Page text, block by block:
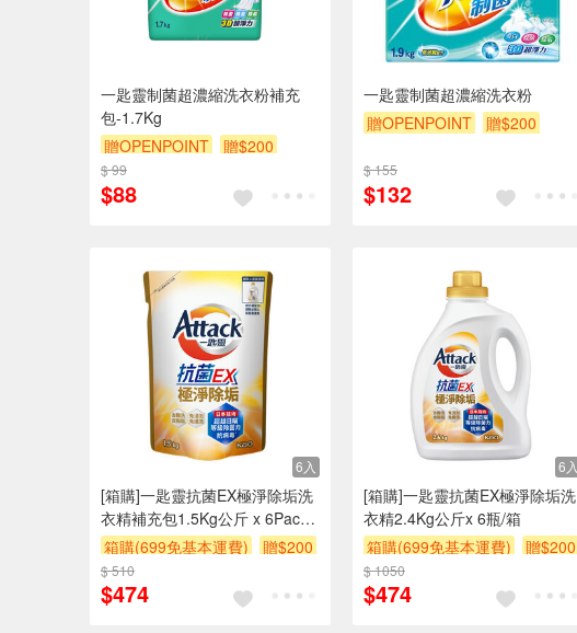
一匙靈制菌超濃縮洗衣粉補充
包-1.7Kg
贈OPENPOINT
贈$200
$ 99
$88
一匙靈制菌超濃縮洗衣粉
贈OPENPOINT
贈$200
$ 155
$132
6入
[箱購]一匙靈抗菌EX極淨除垢洗
衣精補充包1.5Kg公斤 x 6Pack
包/箱
箱購(699免基本運費) 贈$200
$ 510
$474
6入
[箱購]一匙靈抗菌EX極淨除垢洗
衣精2.4Kg公斤x 6瓶/箱
箱購(699免基本運費)
贈$200
$ 1050
$474